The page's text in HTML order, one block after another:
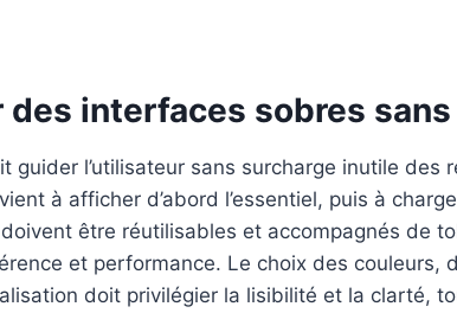
des interfaces sobres sans
guider l’utilisateur sans surcharge inutile des
à afficher d’abord l’essentiel, puis à
être réutilisables et accompagnés de
et performance. Le choix des couleurs,
doit privilégier la lisibilité et la clarté,